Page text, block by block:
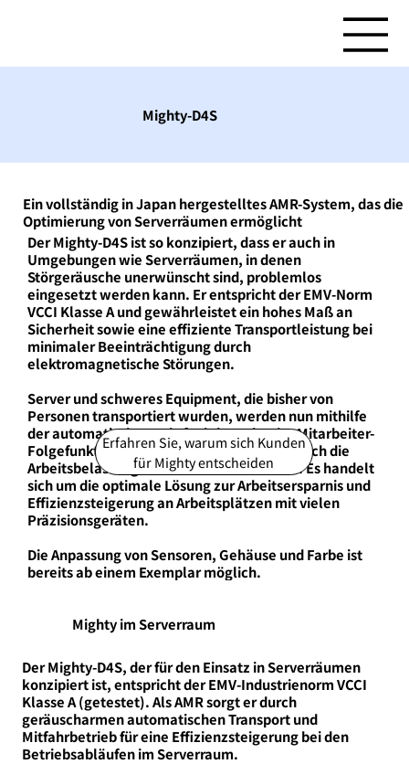
Mighty-D4S
Ein vollständig in Japan hergestelltes AMR-System, das die
Optimierung von Serverräumen ermöglicht
Der Mighty-D4S ist so konzipiert, dass er auch in
Umgebungen wie Serverräumen, in denen
Störgeräusche unerwünscht sind, problemlos
eingesetzt werden kann. Er entspricht der EMV-Norm
VCCI Klasse A und gewährleistet ein hohes Maß an
Sicherheit sowie eine effiziente Transportleistung bei
minimaler Beeinträchtigung durch
elektromagnetische Störungen.
Server und schweres Equipment, die bisher von
Personen transportiert wurden, werden nun mithilfe
der automatischen Fahrfunktion oder der Mitarbeiter-
Folgefunktion reibungslos befördert, wodurch die
Arbeitsbelastung erheblich reduziert wird. Es handelt
sich um die optimale Lösung zur Arbeitsersparnis und
Effizienzsteigerung an Arbeitsplätzen mit vielen
Präzisionsgeräten.
Die Anpassung von Sensoren, Gehäuse und Farbe ist
bereits ab einem Exemplar möglich.
Erfahren Sie, warum sich Kunden
für Mighty entscheiden
Der Mighty-D4S, der für den Einsatz in Serverräumen
konzipiert ist, entspricht der EMV-Industrienorm VCCI
Klasse A (getestet). Als AMR sorgt er durch
geräuscharmen automatischen Transport und
Mitfahrbetrieb für eine Effizienzsteigerung bei den
Betriebsabläufen im Serverraum.
Mighty im Serverraum